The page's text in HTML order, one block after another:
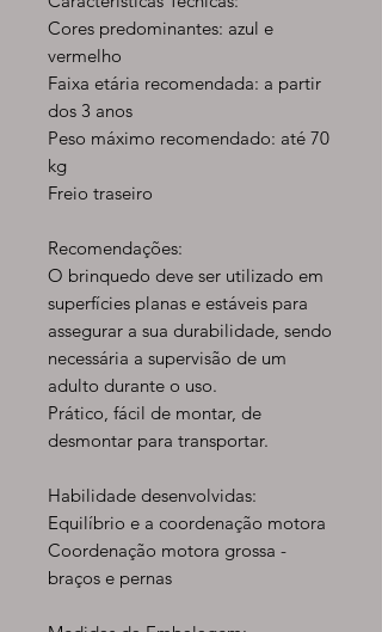
Cores predominantes: azul e
vermelho
Faixa etária recomendada: a partir
dos 3 anos
Peso máximo recomendado: até 70
kg
Freio traseiro
Recomendações:
O brinquedo deve ser utilizado em
superfícies planas e estáveis para
assegurar a sua durabilidade, sendo
necessária a supervisão de um
adulto durante o uso.
Prático, fácil de montar, de
desmontar para transportar.
Habilidade desenvolvidas:
Equilíbrio e a coordenação motora
Coordenação motora grossa -
braços e pernas